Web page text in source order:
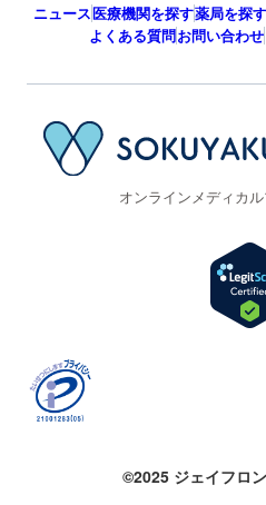
ニュース医療機関を探す薬局を探す
よくある質問お問い合わせ
オンラインメディカ
©2025 ジェイフロ